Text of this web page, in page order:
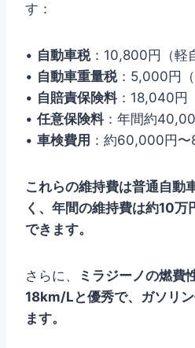
す：
• 自動車税：10,800円（軽
• 自動車重量税：5,000円（
• 自賠責保険料：18,040円
• 任意保険料：年間約
• 車検費用 ：約60,000円〜
これらの維持費は普通自動
く、年間の維持費は約10万
できます。
さらに、
ミラジーノの燃費
18km/Lと優秀で、ガソリ
ます。